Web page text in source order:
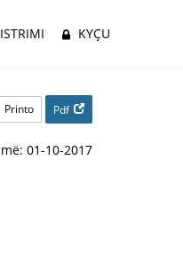
KYÇU
Printo Pdf
01-10-2017